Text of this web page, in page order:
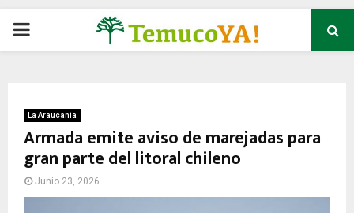
P
M
A
La Araucanía
Armada emite aviso de marejadas para
gran parte del litoral chileno
Junio 23, 2026